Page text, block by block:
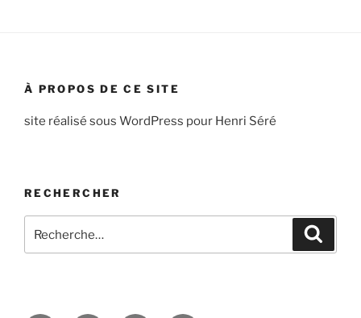
À PROPOS DE CE SITE
site réalisé sous WordPress pour Henri Séré
RECHERCHER
pour